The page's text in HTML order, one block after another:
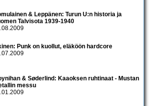
& Leppänen: Turun U:n historia ja
Talvisota 1939-1940
Punk on kuollut, eläköön hardcore
& Søderlind: Kaaoksen ruhtinaat - Mustan
messu